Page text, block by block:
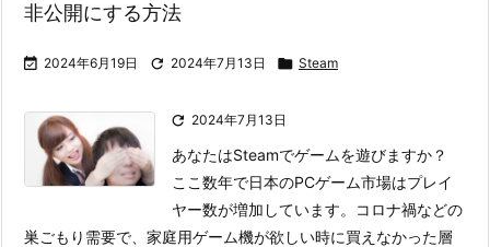
非公開にする方法
 2024年6月19日  2024年7月13日  Steam
 2024年7月13日
あなたはSteamでゲームを遊びますか？
ここ数年で日本のPCゲーム市場はプレイ
ヤー数が増加しています。コロナ禍などの
巣ごもり需要で、家庭用ゲーム機が欲しい時に買えなかった層